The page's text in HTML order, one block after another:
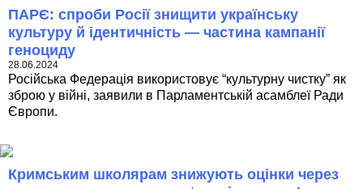
ПАРЄ: спроби Росії знищити українську
культуру й ідентичність — частина кампанії
геноциду
28.06.2024
Російська Федерація використовує “культурну чистку” як
зброю у війні, заявили в Парламентській асамблеї Ради
Європи.
Кримським школярам знижують оцінки через